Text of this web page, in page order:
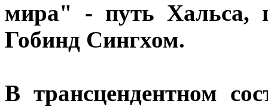
мира" - путь Хальса,
Гобинд Сингхом.
В трансцендентном